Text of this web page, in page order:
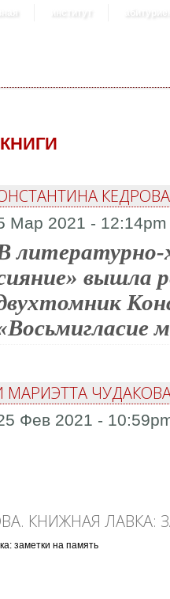
институт
КНИГИ
Мар 2021 - 12:14pm
вышла
МАРИЭТТА
Фев 2021 -
КНИЖНАЯ ЛАВКА:
заметки на память